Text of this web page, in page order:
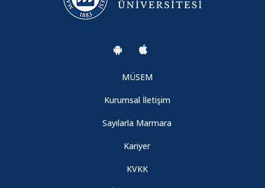
MÜSEM
Kurumsal İletişim
Sayılarla Marmara
Kariyer
KVKK